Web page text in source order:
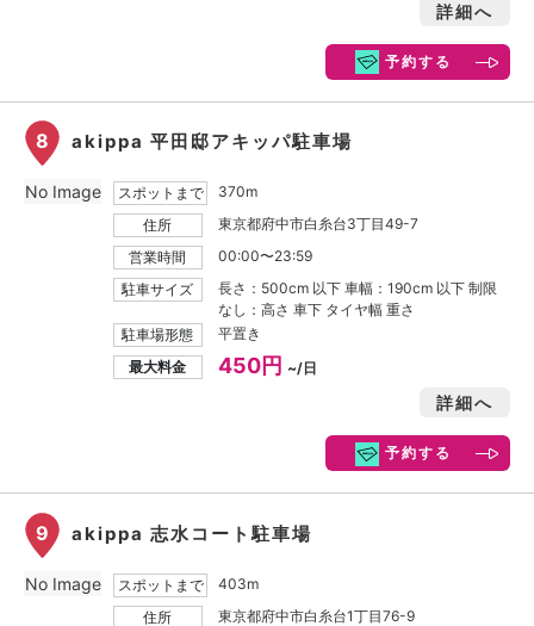
詳細へ
予約する
8 akippa 平田邸アキッパ駐車場
スポットまで
370m
住所
東京都府中市白糸台3丁目49-7
営業時間
00:00〜23:59
駐車サイズ
長さ：500cm 以下 車幅：190cm 以下 制限
なし：高さ 車下 タイヤ幅 重さ
駐車場形態
平置き
最大料金
450円 ~/日
詳細へ
予約する
No Image
9 akippa 志水コート駐車場
スポットまで
403m
住所
東京都府中市白糸台1丁目76-9
No Image